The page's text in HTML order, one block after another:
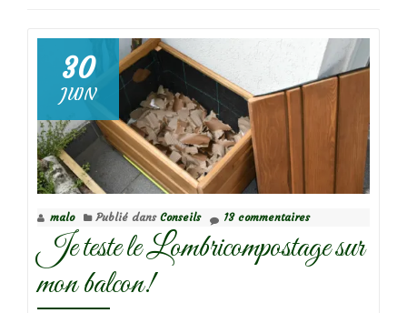
30
JUIN
malo Publié dans Conseils 13 commentaires
Je teste le Lombricompostage sur
mon balcon!